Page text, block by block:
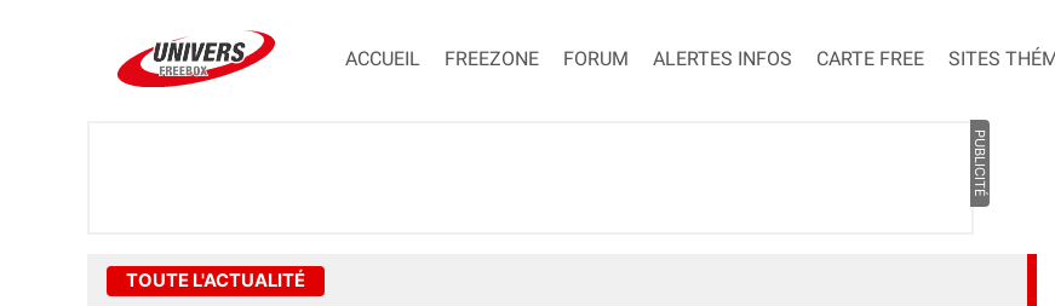
ACCUEIL FREEZONE FORUM ALERTES INFOS CARTE FREE SITES
PUBLICITÉ
TOUTE L'ACTUALITÉ